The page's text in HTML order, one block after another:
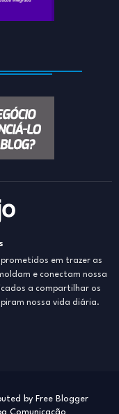
em trazer as
e conectam nossa
a compartilhar os
nossa vida diária.
by Free Blogger
Comunicação